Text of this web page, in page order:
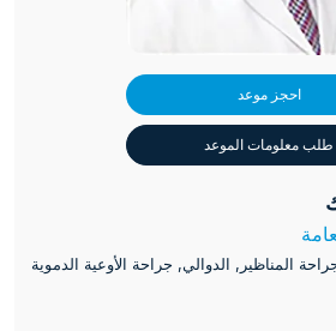
احجز موعد
طلب معلومات الموعد
المناظير, الدوالي, جراحة الأوعية الدموية